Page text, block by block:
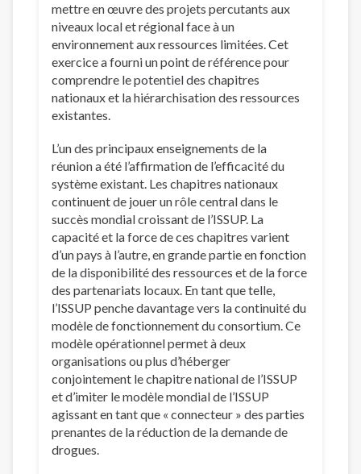
mettre en œuvre des projets percutants aux
niveaux local et régional face à un
environnement aux ressources limitées. Cet
exercice a fourni un point de référence pour
comprendre le potentiel des chapitres
nationaux et la hiérarchisation des ressources
existantes.
L’un des principaux enseignements de la
réunion a été l’affirmation de l’efficacité du
système existant. Les chapitres nationaux
continuent de jouer un rôle central dans le
succès mondial croissant de l’ISSUP. La
capacité et la force de ces chapitres varient
d’un pays à l’autre, en grande partie en fonction
de la disponibilité des ressources et de la force
des partenariats locaux. En tant que telle,
l’ISSUP penche davantage vers la continuité du
modèle de fonctionnement du consortium. Ce
modèle opérationnel permet à deux
organisations ou plus d’héberger
conjointement le chapitre national de l’ISSUP
et d’imiter le modèle mondial de l’ISSUP
agissant en tant que « connecteur » des parties
prenantes de la réduction de la demande de
drogues.